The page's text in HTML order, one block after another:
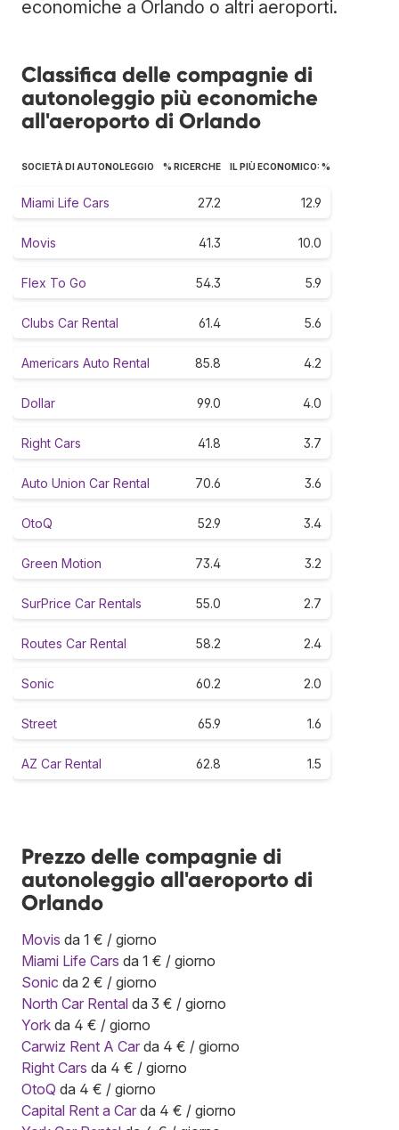
economiche a Orlando o altri aeroporti.
Classifica delle compagnie di
autonoleggio più economiche
all'aeroporto di Orlando
SOCIETÀ DI AUTONOLEGGIO % RICERCHE IL PIÙ ECONOMICO: %
Miami Life Cars 27.2 12.9
Movis 41.3 10.0
Flex To Go 54.3 5.9
Clubs Car Rental 61.4 5.6
Americars Auto Rental 85.8 4.2
Dollar 99.0 4.0
Right Cars 41.8 3.7
Auto Union Car Rental 70.6 3.6
OtoQ 52.9 3.4
Green Motion 73.4 3.2
SurPrice Car Rentals 55.0 2.7
Routes Car Rental 58.2 2.4
Sonic 60.2 2.0
Street 65.9 1.6
AZ Car Rental 62.8 1.5
Prezzo delle compagnie di
autonoleggio all'aeroporto di
Orlando
Movis da 1 € / giorno
Miami Life Cars da 1 € / giorno
Sonic da 2 € / giorno
North Car Rental da 3 € / giorno
York da 4 € / giorno
Carwiz Rent A Car da 4 € / giorno
Right Cars da 4 € / giorno
OtoQ da 4 € / giorno
Capital Rent a Car da 4 € / giorno